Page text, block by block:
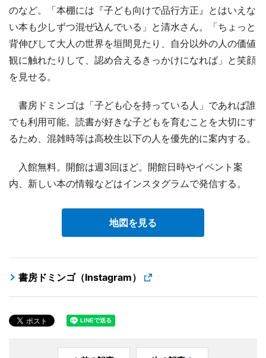
のなど。「本棚には『子ども向けで品行方正』とはいえな
い本も少しずつ混ぜ込んでいる」と清水さん。「ちょっと
背伸びして大人の世界を垣間見たり、自分以外の人の価値
観に触れたりして、認め合えるきっかけになれば」と笑顔
を見せる。
書房ドミンゴは「子ども心を持っている人」であれば誰
でも利用可能。読書が好きな子どもを育むことを大切にす
るため、混雑時等は高校生以下の人を優先的に案内する。
入館無料。開館は週3回ほど。開館日時やイベント案
内、新しい本の情報などはインスタグラムで発信する。
地図を見る
書房ドミンゴ（Instagram）